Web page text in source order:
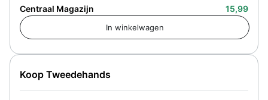
Koop Tweedehands
Centraal Magazijn 15,99